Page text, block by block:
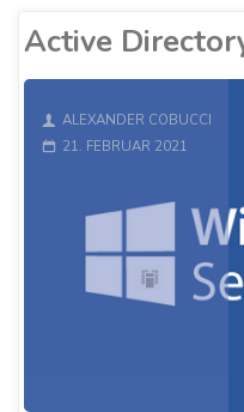
Active
ALEXANDER COBUCCI
21. FEBRUAR 2021